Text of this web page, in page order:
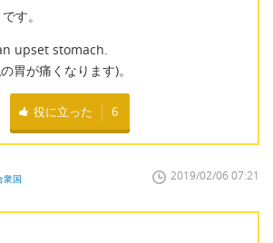
す。
upset stomach.
胃が痛くなります)。
役に立った 6
衆国 2019/02/06 07:21